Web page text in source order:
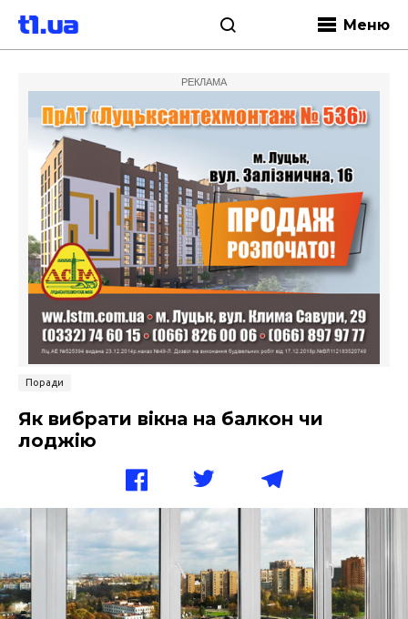
Меню
РЕКЛАМА
Поради
Як вибрати вікна на балкон чи
лоджію